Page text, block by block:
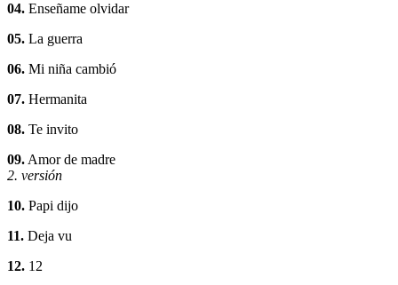
04. Enseñame olvidar
05. La guerra
06. Mi niña cambió
07. Hermanita
08. Te invito
09.Amor de madre
2. versión
10. Papi dijo
11. Deja vu
12. 12